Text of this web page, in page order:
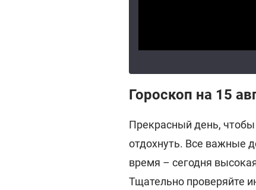
Гороскоп на 15
Прекрасный день, чтобы
отдохнуть. Все важные
время – сегодня
Тщательно проверяйте